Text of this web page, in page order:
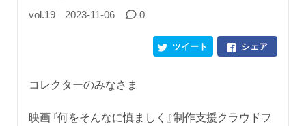
vol.19 2023-11-06 0
シェア
ツイート
コレクターのみなさま
映画『何をそんなに慎ましく』制作支援クラウドフ